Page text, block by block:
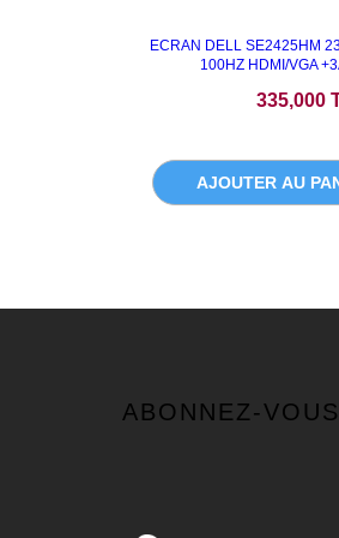
ECRAN DELL SE2425HM
100HZ HDMI/VGA
335,000
AJOUTER AU
ABONNEZ-